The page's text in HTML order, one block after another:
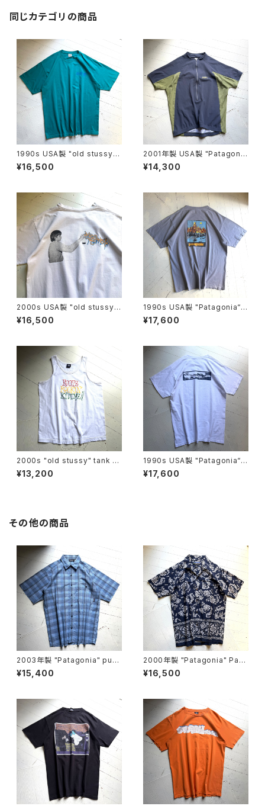
同じカテゴリの商品
1990s USA製 "old stussy"
S/S T-shirt
¥16,500
2001年製 USA製 "Patagoni
a" TERRA JERSEY
¥14,300
2000s USA製 "old stussy"
S/S T-shirt
¥16,500
1990s USA製 "Patagonia“ b
eneficial S/S T-shirt
¥17,600
2000s "old stussy" tank to
p
¥13,200
1990s USA製 "Patagonia“ b
eneficial S/S T-shirt
¥17,600
その他の商品
2003年製 "Patagonia" puck
erware shirt
¥15,400
2000年製 "Patagonia" Pata
loha shirt
¥16,500